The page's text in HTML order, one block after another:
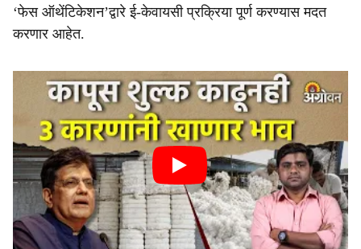
‘फेस ऑथेंटिकेशन’द्वारे ई-केवायसी प्रक्रिया पूर्ण करण्यास मदत
करणार आहेत.